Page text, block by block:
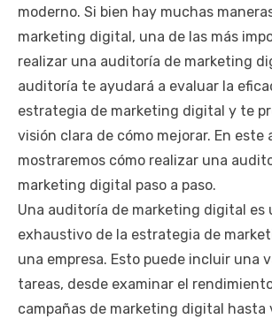
moderno. Si bien hay muchas
marketing digital, una de las más
realizar una auditoría de marketing
auditoría te ayudará a evaluar la
estrategia de marketing digital y te
visión clara de cómo mejorar. En este
mostraremos cómo realizar una
marketing digital paso a paso.
Una auditoría de marketing digital es
exhaustivo de la estrategia de
una empresa. Esto puede incluir una
tareas, desde examinar el
campañas de marketing digital hasta